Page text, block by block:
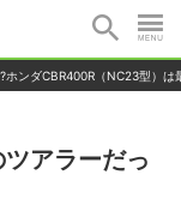
ホンダCBR400R（NC23型）は
アラーだっ